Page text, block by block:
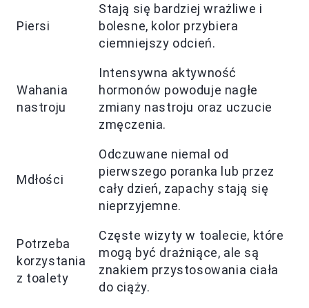
Piersi
Stają się bardziej wrażliwe i
bolesne, kolor przybiera
ciemniejszy odcień.
Wahania
nastroju
Intensywna aktywność
hormonów powoduje nagłe
zmiany nastroju oraz uczucie
zmęczenia.
Mdłości
Odczuwane niemal od
pierwszego poranka lub przez
cały dzień, zapachy stają się
nieprzyjemne.
Potrzeba
korzystania
z toalety
Częste wizyty w toalecie, które
mogą być drażniące, ale są
znakiem przystosowania ciała
do ciąży.